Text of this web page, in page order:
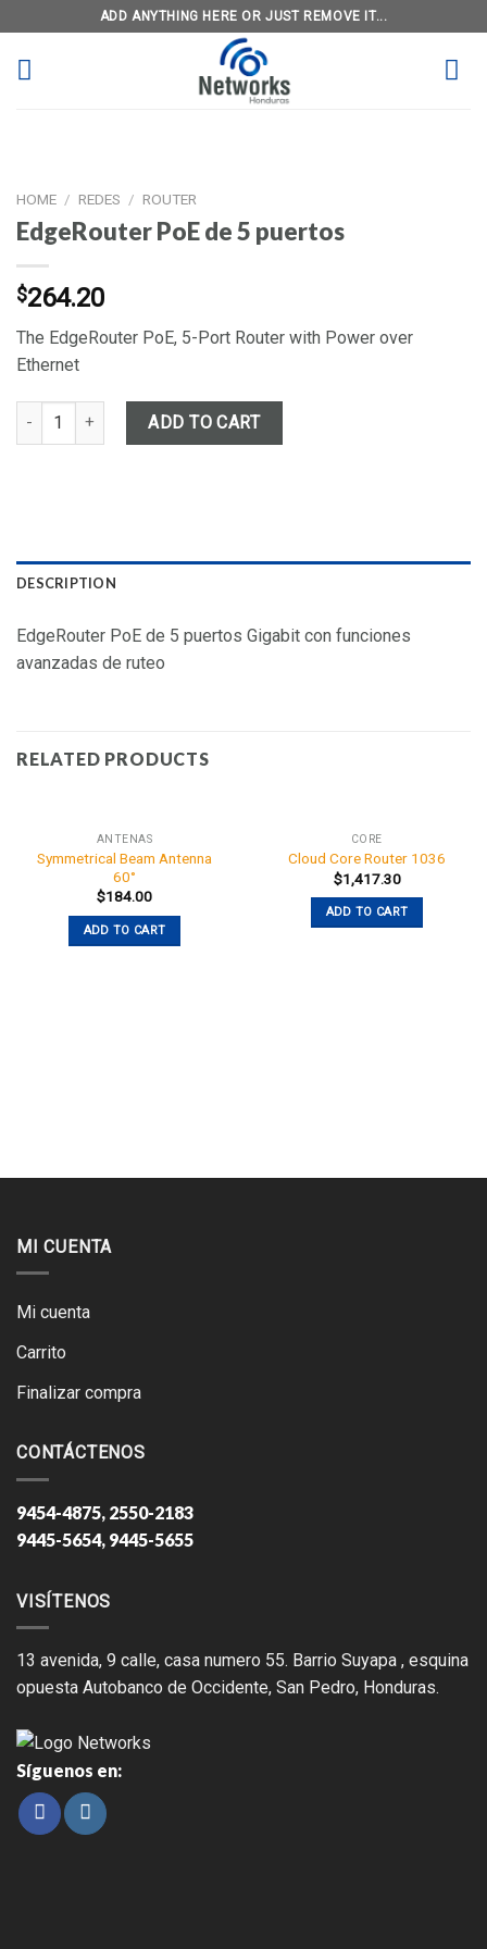
to
content
ADD ANYTHING HERE OR JUST REMOVE IT...
HOME / REDES / ROUTER
EdgeRouter PoE de 5 puertos
$264.20
The EdgeRouter PoE, 5-Port Router with Power over
Ethernet
EdgeRouter PoE de 5 puertos quantity
ADD TO CART
DESCRIPTION
EdgeRouter PoE de 5 puertos Gigabit con funciones
avanzadas de ruteo
RELATED PRODUCTS
ANTENAS
Symmetrical Beam Antenna
60°
$184.00
ADD TO CART
CORE
Cloud Core Router 1036
$1,417.30
ADD TO CART
MI CUENTA
Mi cuenta
Carrito
Finalizar compra
CONTÁCTENOS
9454-4875, 2550-2183
9445-5654, 9445-5655
VISÍTENOS
13 avenida, 9 calle, casa numero 55. Barrio Suyapa , esquina
opuesta Autobanco de Occidente, San Pedro, Honduras.
Síguenos en: